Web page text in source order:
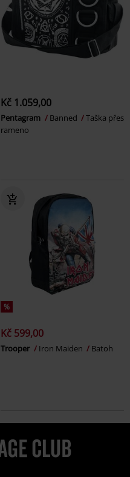
Kč 1.059,00
Pentagram Banned
Taška přes
rameno
%
Kč 599,00
Trooper Iron Maiden Batoh